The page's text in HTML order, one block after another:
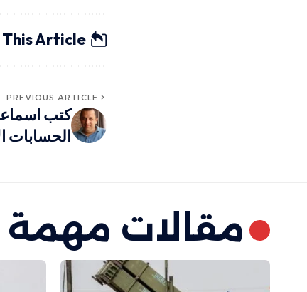
This Article
PREVIOUS ARTICLE
كتب
الحسابات
مقالات مهمة